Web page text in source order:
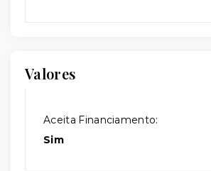
Valores
Aceita Financiamento:
Sim